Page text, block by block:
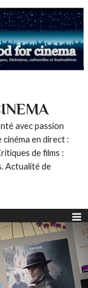
avec passion
cinéma en direct :
de films :
Actualité de